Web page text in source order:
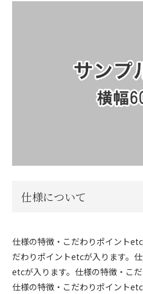
仕様について
仕様の特徴・こだわりポイント
だわりポイントetcが入ります。
etcが入ります。仕様の特徴・こ
仕様の特徴・こだわりポイント